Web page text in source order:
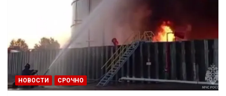
НОВОСТИ СРОЧНО